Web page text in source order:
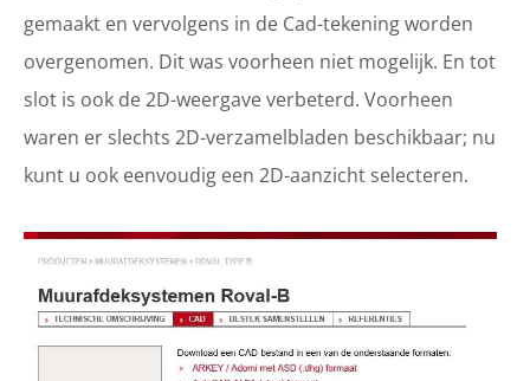
gemaakt en vervolgens in de Cad-tekening worden
overgenomen. Dit was voorheen niet mogelijk. En tot
slot is ook de 2D-weergave verbeterd. Voorheen
waren er slechts 2D-verzamelbladen beschikbaar; nu
kunt u ook eenvoudig een 2D-aanzicht selecteren.